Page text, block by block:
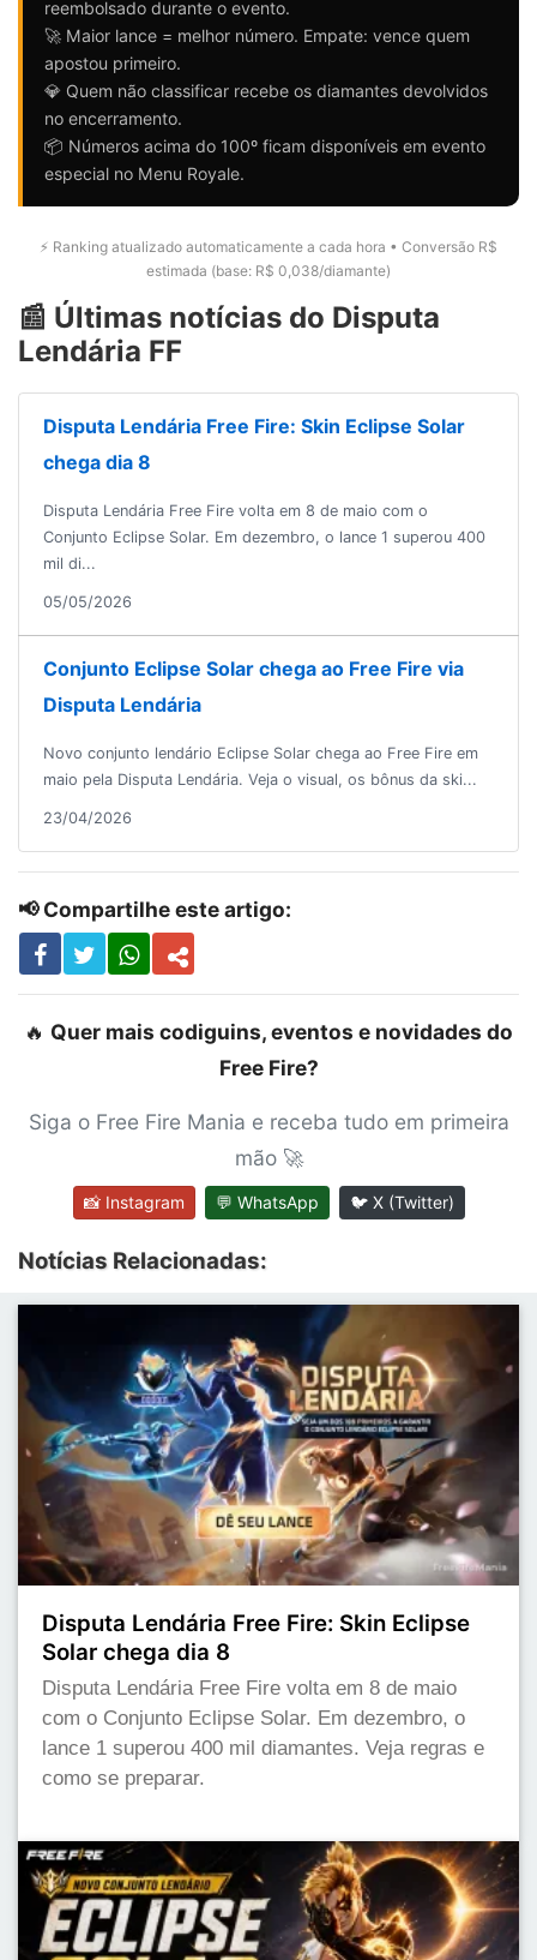
reembolsado durante o evento.
🚀 Maior lance = melhor número. Empate: vence quem
apostou primeiro.
💎 Quem não classificar recebe os diamantes devolvidos
no encerramento.
📦 Números acima do 100º ficam disponíveis em evento
especial no Menu Royale.
⚡ Ranking atualizado automaticamente a cada hora • Conversão R$
estimada (base: R$ 0,038/diamante)
📰 Últimas notícias do Disputa
Lendária FF
Disputa Lendária Free Fire: Skin Eclipse Solar
chega dia 8
Disputa Lendária Free Fire volta em 8 de maio com o
Conjunto Eclipse Solar. Em dezembro, o lance 1 superou 400
mil di...
05/05/2026
Conjunto Eclipse Solar chega ao Free Fire via
Disputa Lendária
Novo conjunto lendário Eclipse Solar chega ao Free Fire em
maio pela Disputa Lendária. Veja o visual, os bônus da ski...
23/04/2026
📢 Compartilhe este artigo:
🔥 Quer mais codiguins, eventos e novidades do
Free Fire?
Siga o Free Fire Mania e receba tudo em primeira
mão 🚀
📸 Instagram 💬 WhatsApp 🐦 X (Twitter)
Notícias Relacionadas:
Disputa Lendária Free Fire: Skin Eclipse
Solar chega dia 8
Disputa Lendária Free Fire volta em 8 de maio
com o Conjunto Eclipse Solar. Em dezembro, o
lance 1 superou 400 mil diamantes. Veja regras e
como se preparar.